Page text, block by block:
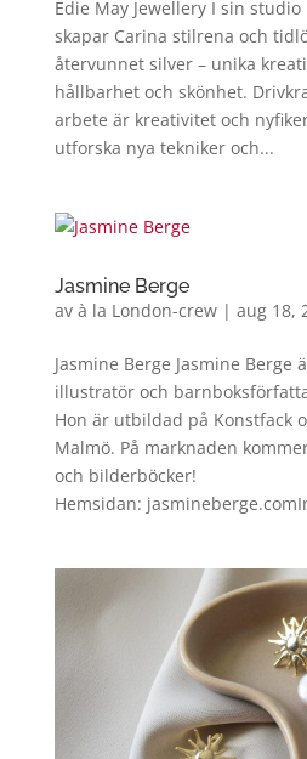
Edie May Jewellery I sin
skapar Carina stilrena och
återvunnet silver – unika
hållbarhet och skönhet.
arbete är kreativitet och
utforska nya tekniker och...
Jasmine Berge
av à la London-crew| aug 18,
Jasmine Berge Jasmine Berge
illustratör och
Hon är utbildad på Konstfack
Malmö. På marknaden
och bilderböcker!
Hemsidan: